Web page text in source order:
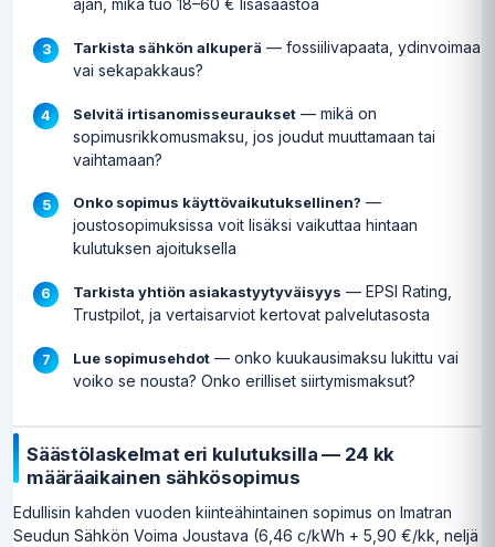
ajan, mikä tuo 18–60 € lisäsäästöä
Tarkista sähkön alkuperä — fossiilivapaata, ydinvoimaa
vai sekapakkaus?
Selvitä irtisanomisseuraukset — mikä on
sopimusrikkomusmaksu, jos joudut muuttamaan tai
vaihtamaan?
Onko sopimus käyttövaikutuksellinen? —
joustosopimuksissa voit lisäksi vaikuttaa hintaan
kulutuksen ajoituksella
Tarkista yhtiön asiakastyytyväisyys — EPSI Rating,
Trustpilot, ja vertaisarviot kertovat palvelutasosta
Lue sopimusehdot — onko kuukausimaksu lukittu vai
voiko se nousta? Onko erilliset siirtymismaksut?
Säästölaskelmat eri kulutuksilla — 24 kk
määräaikainen sähkösopimus
Edullisin kahden vuoden kiinteähintainen sopimus on Imatran
Seudun Sähkön Voima Joustava (6,46 c/kWh + 5,90 €/kk, neljä